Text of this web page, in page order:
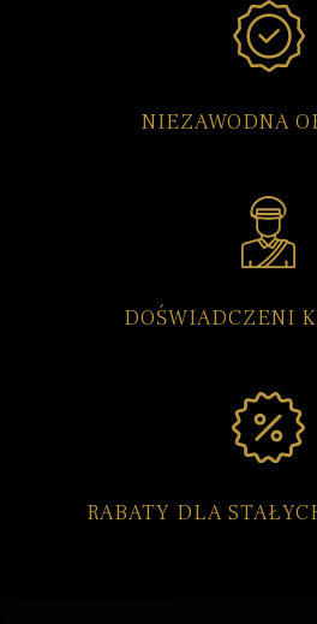
NIEZAWODNA
DOŚWIADCZENI
RABATY DLA